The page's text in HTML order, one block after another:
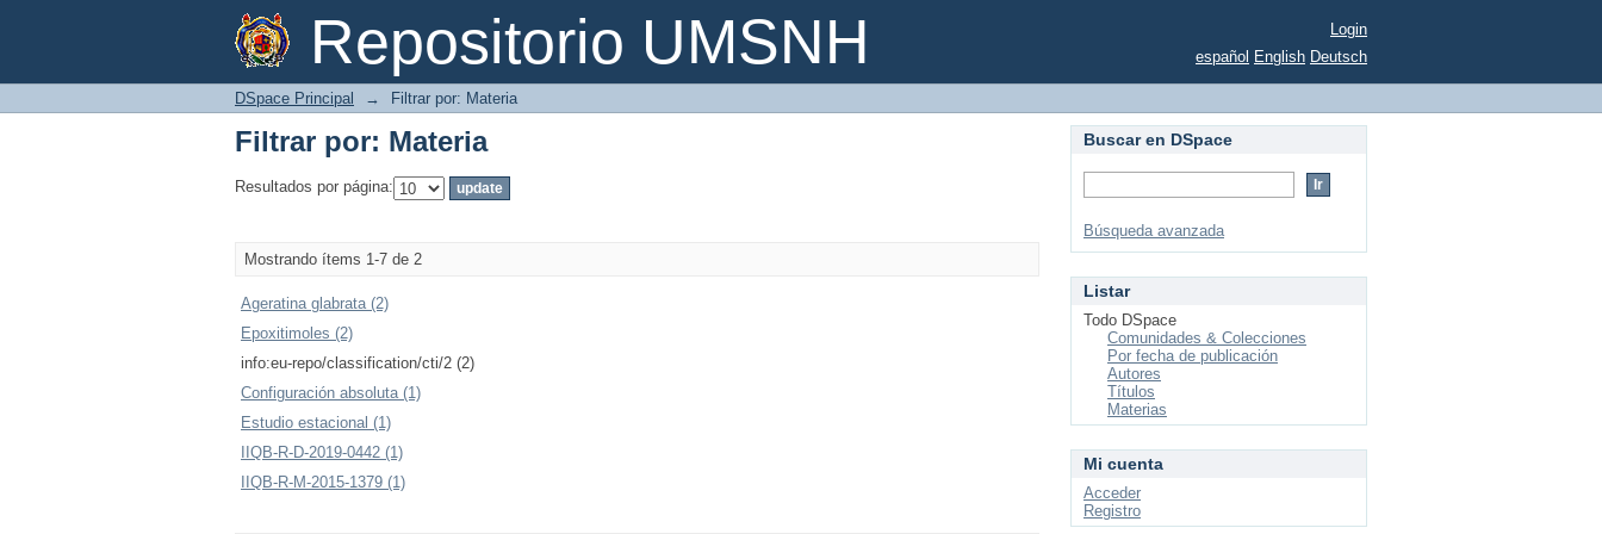
Repositorio UMSNH
Filtrar por: Materia
Login
español English Deutsch
DSpace Principal → Filtrar por: Materia
Filtrar por: Materia
Resultados por página:
Mostrando ítems 1-7 de 2
Ageratina glabrata (2)
Epoxitimoles (2)
info:eu-repo/classification/cti/2 (2)
Configuración absoluta (1)
Estudio estacional (1)
IIQB-R-D-2019-0442 (1)
IIQB-R-M-2015-1379 (1)
Buscar en DSpace
Búsqueda avanzada
Listar
Todo DSpace
Comunidades & Colecciones
Por fecha de publicación
Autores
Títulos
Materias
Mi cuenta
Acceder
Registro